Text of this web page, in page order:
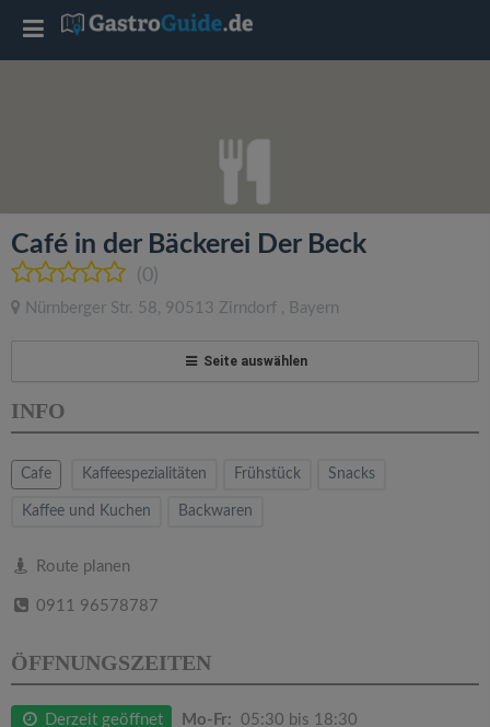
Café in der Bäckerei Der Beck
(0)
Nürnberger Str. 58, 90513 Zirndorf , Bayern
Seite auswählen
INFO
Cafe Kaffeespezialitäten Frühstück Snacks
Kaffee und Kuchen Backwaren
Route planen
0911 96578787
ÖFFNUNGSZEITEN
Derzeit geöffnet Mo-Fr: 05:30 bis 18:30
T
l
e
a
v
g
a